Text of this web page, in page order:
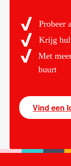
Probeer
Krijg
Met
buurt
Vind een